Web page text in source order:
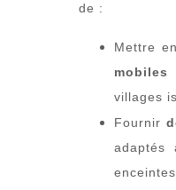
de :
Mettre
mobiles
villages
Fournir
adaptés